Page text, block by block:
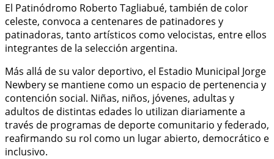
El Patinódromo Roberto Tagliabué, también de color
celeste, convoca a centenares de patinadores y
patinadoras, tanto artísticos como velocistas, entre ellos
integrantes de la selección argentina.
Más allá de su valor deportivo, el Estadio Municipal Jorge
Newbery se mantiene como un espacio de pertenencia y
contención social. Niñas, niños, jóvenes, adultas y
adultos de distintas edades lo utilizan diariamente a
través de programas de deporte comunitario y federado,
reafirmando su rol como un lugar abierto, democrático e
inclusivo.